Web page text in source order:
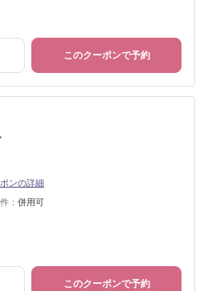
このクーポンで予約
ンの詳細
： 併用可
このクーポンで予約